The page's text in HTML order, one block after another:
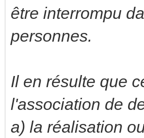
être interrompu
personnes.
Il en résulte que
l'association de
a) la réalisation